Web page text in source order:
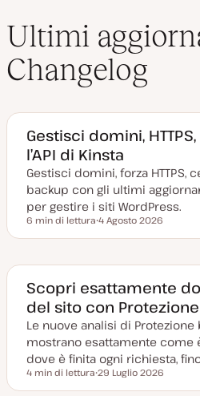
Ultimi
Changelog
Gestisci domini,
l’API di Kinsta
Gestisci domini, forza HTTPS,
backup con gli ultimi
per gestire i siti WordPress.
Tempo di lettura
6 min di lettura
a
g
i
o
r
a
a
4 Agosto 2026
Scopri esattamente
del sito con
Le nuove analisi di Protezione
mostrano esattamente come
dove è finita ogni richiesta,
Tempo di lettura
4 min di lettura
a
29 Luglio 2026